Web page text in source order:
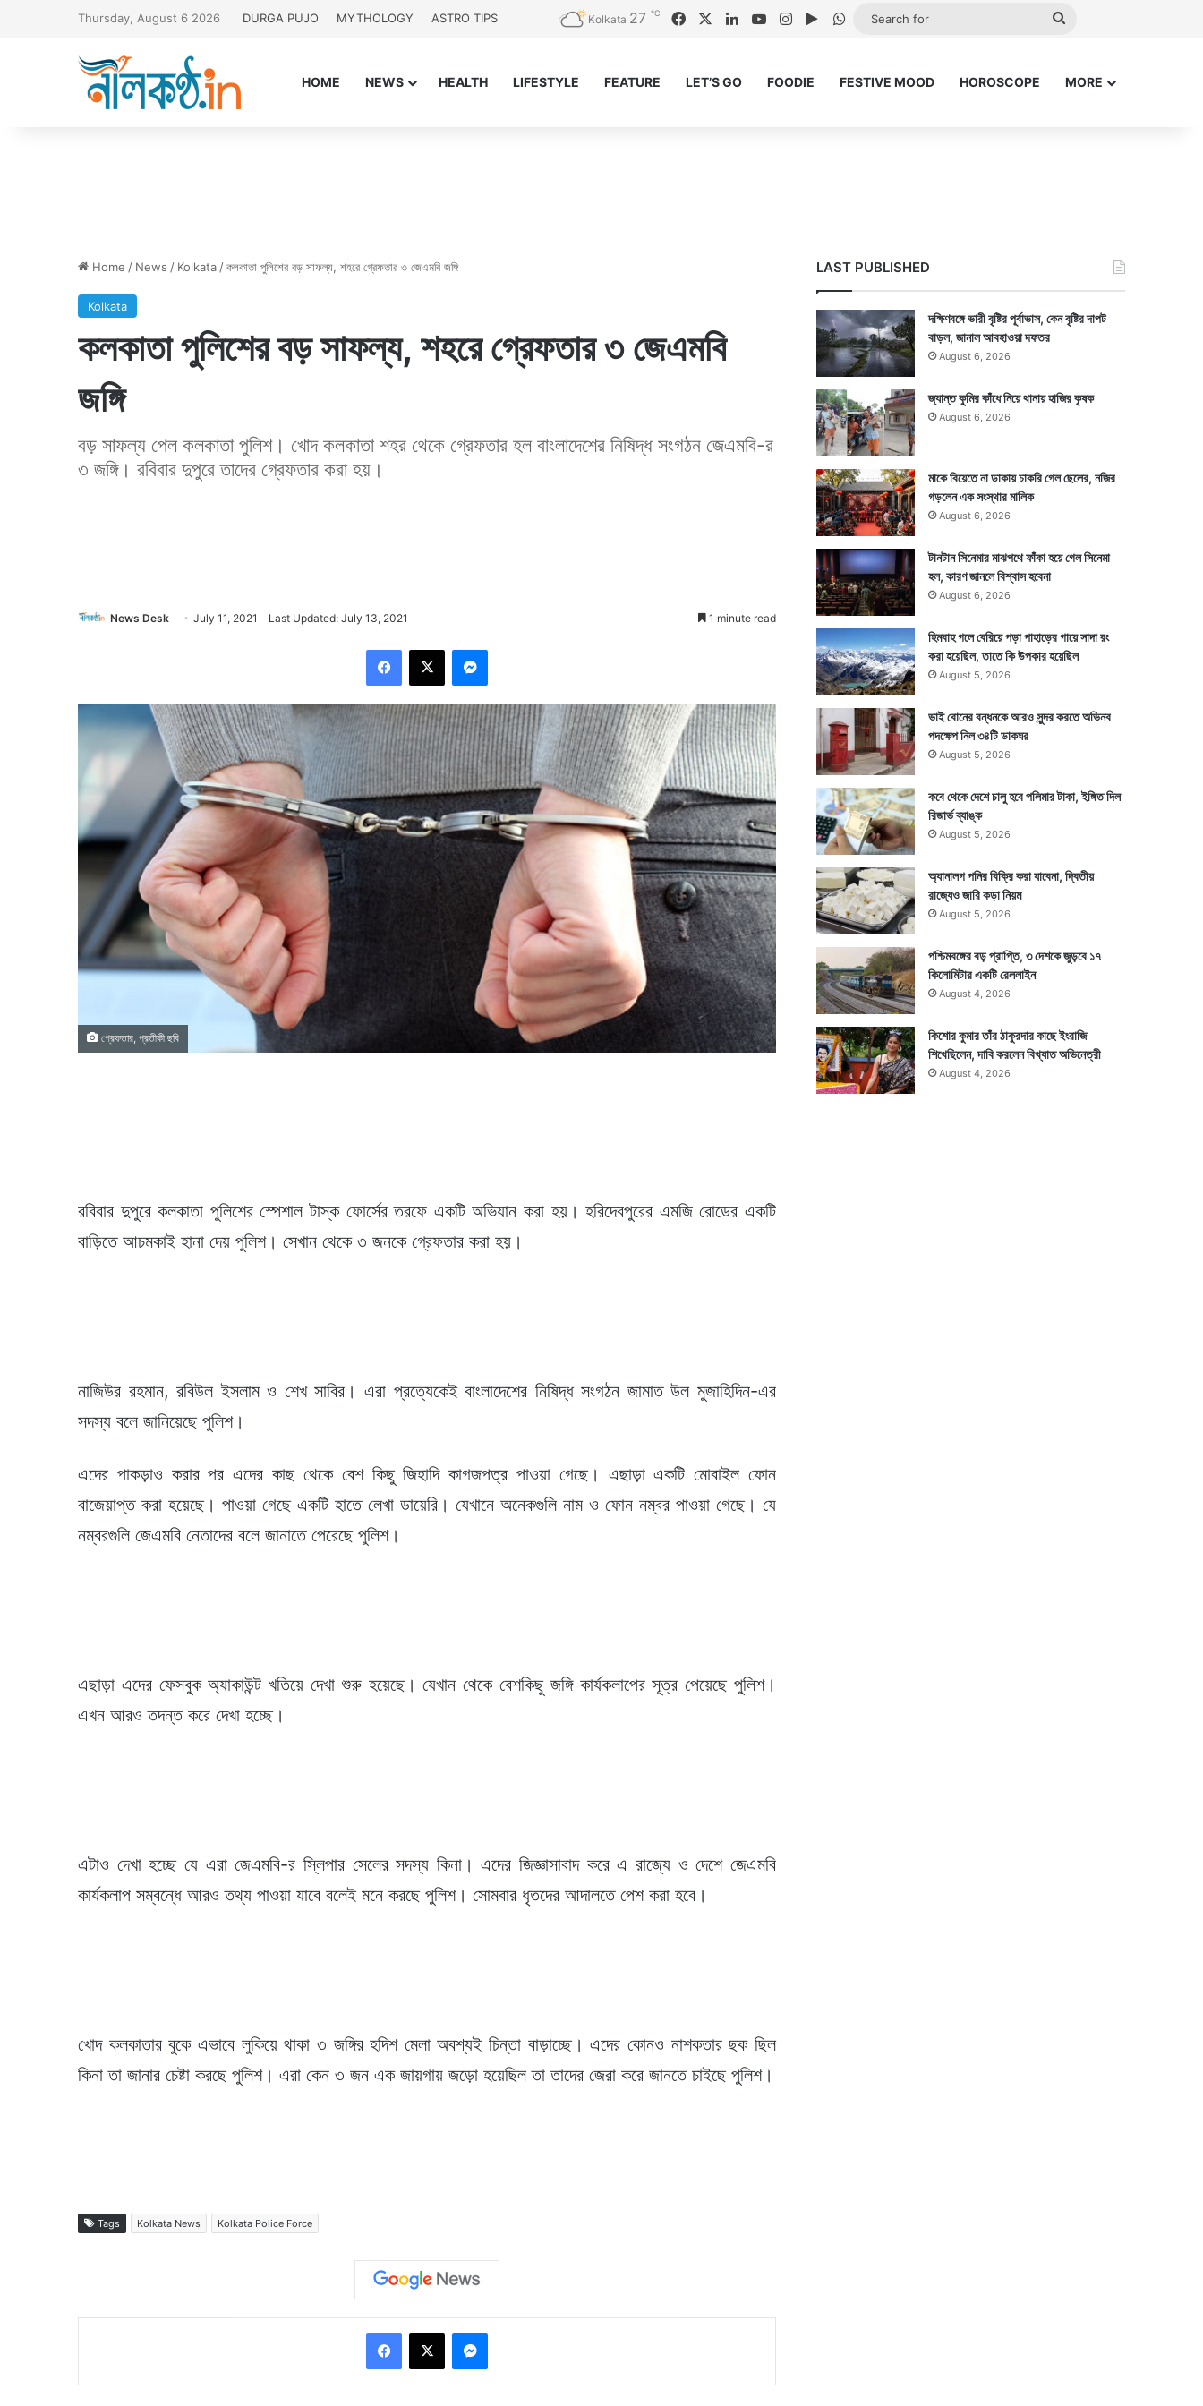
Thursday, August 6 2026 DURGA PUJO MYTHOLOGY ASTRO TIPS Kolkata 27 ℃ FacebookLinkedInYouTubeInstagramGoogle Play
WhatsApp
Search
HOME NEWS HEALTH LIFESTYLE FEATURE LET’S GO FOODIE FESTIVE MOOD HOROSCOPE MORE
Home / News / Kolkata /কলকাতা পুলিশের বড় সাফল্য, শহরে গ্রেফতার ৩ জেএমবি জঙ্গি
Kolkata
কলকাতা পুলিশের বড় সাফল্য, শহরে গ্রেফতার ৩ জেএমবি
জঙ্গি
বড় সাফল্য পেল কলকাতা পুলিশ। খোদ কলকাতা শহর থেকে গ্রেফতার হল বাংলাদেশের নিষিদ্ধ সংগঠন জেএমবি-র
৩ জঙ্গি। রবিবার দুপুরে তাদের গ্রেফতার করা হয়।
News Desk July 11, 2021 Last Updated: July 13, 2021 1 minute read
গ্রেফতার, প্রতীকী ছবি
রবিবার দুপুরে কলকাতা পুলিশের স্পেশাল টাস্ক ফোর্সের তরফে একটি অভিযান করা হয়। হরিদেবপুরের এমজি রোডের একটি
বাড়িতে আচমকাই হানা দেয় পুলিশ। সেখান থেকে ৩ জনকে গ্রেফতার করা হয়।
নাজিউর রহমান, রবিউল ইসলাম ও শেখ সাবির। এরা প্রত্যেকেই বাংলাদেশের নিষিদ্ধ সংগঠন জামাত উল মুজাহিদিন-এর
সদস্য বলে জানিয়েছে পুলিশ।
এদের পাকড়াও করার পর এদের কাছ থেকে বেশ কিছু জিহাদি কাগজপত্র পাওয়া গেছে। এছাড়া একটি মোবাইল ফোন
বাজেয়াপ্ত করা হয়েছে। পাওয়া গেছে একটি হাতে লেখা ডায়েরি। যেখানে অনেকগুলি নাম ও ফোন নম্বর পাওয়া গেছে। যে
নম্বরগুলি জেএমবি নেতাদের বলে জানাতে পেরেছে পুলিশ।
এছাড়া এদের ফেসবুক অ্যাকাউন্ট খতিয়ে দেখা শুরু হয়েছে। যেখান থেকে বেশকিছু জঙ্গি কার্যকলাপের সূত্র পেয়েছে পুলিশ।
এখন আরও তদন্ত করে দেখা হচ্ছে।
এটাও দেখা হচ্ছে যে এরা জেএমবি-র স্লিপার সেলের সদস্য কিনা। এদের জিজ্ঞাসাবাদ করে এ রাজ্যে ও দেশে জেএমবি
কার্যকলাপ সম্বন্ধে আরও তথ্য পাওয়া যাবে বলেই মনে করছে পুলিশ। সোমবার ধৃতদের আদালতে পেশ করা হবে।
খোদ কলকাতার বুকে এভাবে লুকিয়ে থাকা ৩ জঙ্গির হদিশ মেলা অবশ্যই চিন্তা বাড়াচ্ছে। এদের কোনও নাশকতার ছক ছিল
কিনা তা জানার চেষ্টা করছে পুলিশ। এরা কেন ৩ জন এক জায়গায় জড়ো হয়েছিল তা তাদের জেরা করে জানতে চাইছে পুলিশ।
Tags Kolkata News Kolkata Police Force
LAST PUBLISHED
দক্ষিণবঙ্গে ভারী বৃষ্টির পূর্বাভাস, কেন বৃষ্টির দাপট
বাড়ল, জানাল আবহাওয়া দফতর
August 6, 2026
জ্যান্ত কুমির কাঁধে নিয়ে থানায় হাজির কৃষক
August 6, 2026
মাকে বিয়েতে না ডাকায় চাকরি গেল ছেলের, নজির
গড়লেন এক সংস্থার মালিক
August 6, 2026
টানটান সিনেমার মাঝপথে ফাঁকা হয়ে গেল সিনেমা
হল, কারণ জানলে বিশ্বাস হবেনা
August 6, 2026
হিমবাহ গলে বেরিয়ে পড়া পাহাড়ের গায়ে সাদা রং
করা হয়েছিল, তাতে কি উপকার হয়েছিল
August 5, 2026
ভাই বোনের বন্ধনকে আরও সুন্দর করতে অভিনব
পদক্ষেপ নিল ৩৪টি ডাকঘর
August 5, 2026
কবে থেকে দেশে চালু হবে পলিমার টাকা, ইঙ্গিত দিল
রিজার্ভ ব্যাঙ্ক
August 5, 2026
অ্যানালগ পনির বিক্রি করা যাবেনা, দ্বিতীয়
রাজ্যেও জারি কড়া নিয়ম
August 5, 2026
পশ্চিমবঙ্গের বড় প্রাপ্তি, ৩ দেশকে জুড়বে ১৭
কিলোমিটার একটি রেললাইন
August 4, 2026
কিশোর কুমার তাঁর ঠাকুরদার কাছে ইংরাজি
শিখেছিলেন, দাবি করলেন বিখ্যাত অভিনেত্রী
August 4, 2026